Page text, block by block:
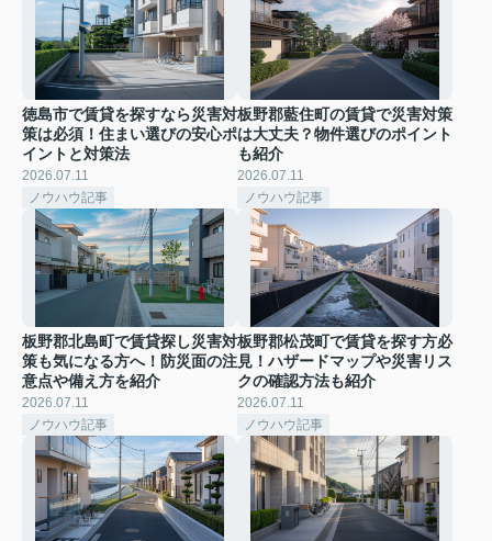
徳島市で賃貸を探すなら災害対
策は必須！住まい選びの安心ポ
イントと対策法
2026.07.11
ノウハウ記事
板野郡藍住町の賃貸で災害対策
は大丈夫？物件選びのポイント
も紹介
2026.07.11
ノウハウ記事
板野郡北島町で賃貸探し災害対
策も気になる方へ！防災面の注
意点や備え方を紹介
2026.07.11
ノウハウ記事
板野郡松茂町で賃貸を探す方必
見！ハザードマップや災害リス
クの確認方法も紹介
2026.07.11
ノウハウ記事